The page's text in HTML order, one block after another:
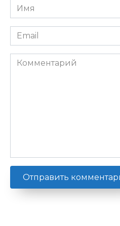
Имя
*
Email
*
Комментарий